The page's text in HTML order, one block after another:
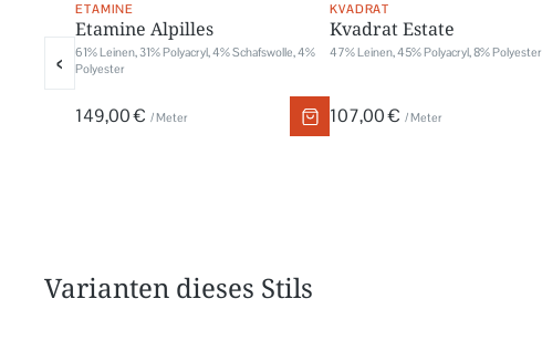
‹
ETAMINE
Etamine Alpilles
61% Leinen, 31% Polyacryl, 4% Schafswolle, 4%
Polyester
149,00 € / Meter
KVADRAT
Kvadrat Estate
47% Leinen, 45% Polyacryl, 8% Polyester
107,00 € / Meter
Varianten dieses Stils